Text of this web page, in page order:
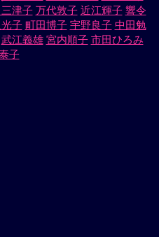
津子 万代敦子 近江輝子 響令
子 町田博子 宇野良子 中田勉
武江義雄 宮内順子 市田ひろみ
子